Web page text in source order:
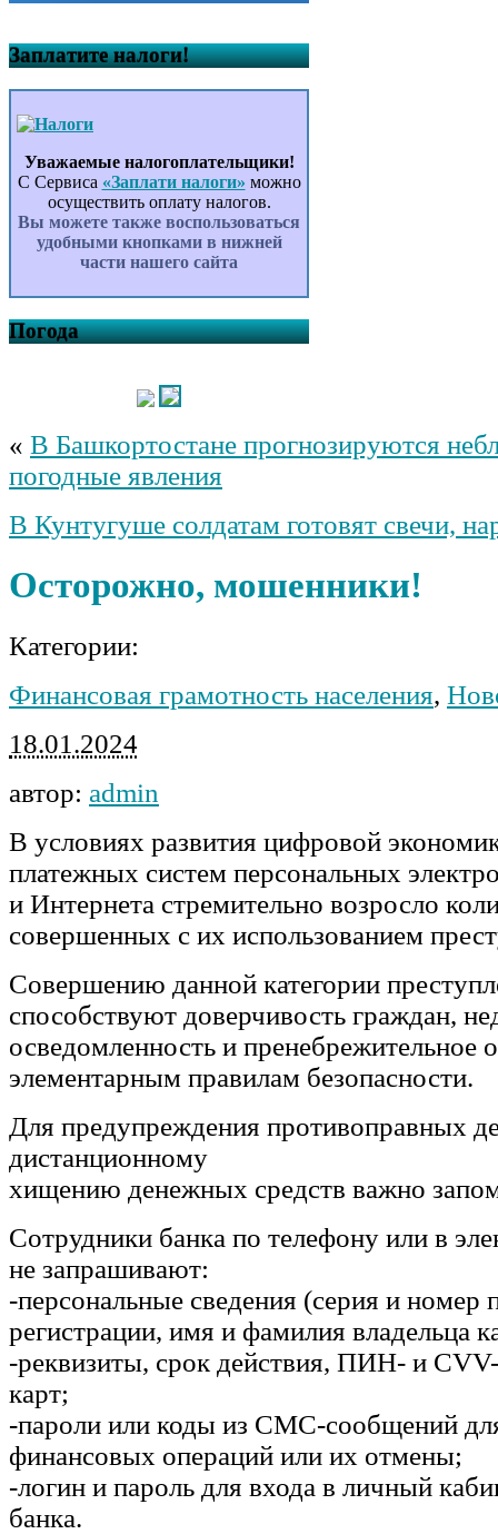
Заплатите налоги!
Уважаемые налогоплательщики!
С Сервиса «Заплати налоги» можно
осуществить оплату налогов.
Вы можете также воспользоваться
удобными кнопками в нижней
части нашего сайта
Погода
« В Башкортостане прогнозируются
погодные явления
В Кунтугуше солдатам готовят свечи,
Осторожно, мошенники!
Категории:
Финансовая грамотность населения,
18.01.2024
автор: admin
В условиях развития цифровой
платежных систем персональных
и Интернета стремительно возросло
совершенных с их использованием
Совершению данной категории
способствуют доверчивость граждан,
осведомленность и пренебрежительное
элементарным правилам безопасности.
Для предупреждения противоправных
дистанционному
хищению денежных средств важно
Сотрудники банка по телефону или в
не запрашивают:
-персональные сведения (серия и номер
регистрации, имя и фамилия владельца
-реквизиты, срок действия, ПИН- и
карт;
-пароли или коды из СМС-сообщений
финансовых операций или их отмены;
-логин и пароль для входа в личный
банка.